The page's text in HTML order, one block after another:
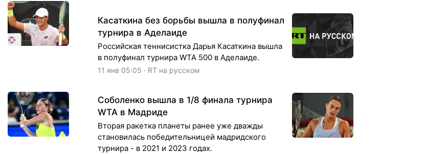
Касаткина без борьбы вышла в полуфинал
турнира в Аделаиде
Российская теннисистка Дарья Касаткина вышла
в полуфинал турнира WTA 500 в Аделаиде.
11 янв 05:05 · RT на русском
Соболенко вышла в 1/8 финала турнира
WTA в Мадриде
Вторая ракетка планеты ранее уже дважды
становилась победительницей мадридского
турнира - в 2021 и 2023 годах.